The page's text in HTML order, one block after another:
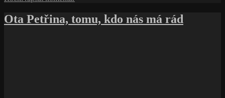
s
názvem
Ota Petřina, tomu, kdo nás má rád